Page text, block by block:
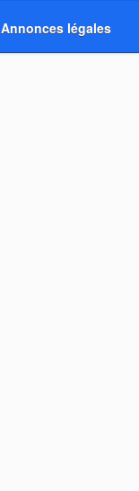
Annonces légales